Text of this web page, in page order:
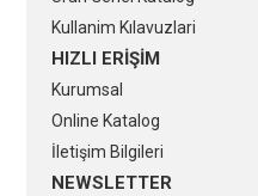
Kullanim Kılavuzlari
HIZLI ERİŞİM
Kurumsal
Online Katalog
İletişim Bilgileri
NEWSLETTER